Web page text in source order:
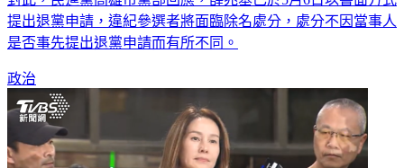
提出退黨申請，違紀參選者將面臨除名處分，處分不因當事人
是否事先提出退黨申請而有所不同。
政治